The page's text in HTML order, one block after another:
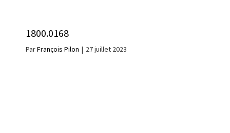
1800.0168
ParFrançois Pilon | 27 juillet 2023